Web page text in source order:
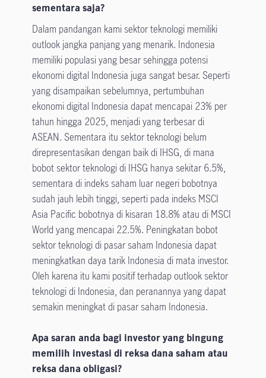
sementara saja?
Dalam pandangan kami sektor teknologi memiliki
outlook jangka panjang yang menarik. Indonesia
memiliki populasi yang besar sehingga potensi
ekonomi digital Indonesia juga sangat besar. Seperti
yang disampaikan sebelumnya, pertumbuhan
ekonomi digital Indonesia dapat mencapai 23% per
tahun hingga 2025, menjadi yang terbesar di
ASEAN. Sementara itu sektor teknologi belum
direpresentasikan dengan baik di IHSG, di mana
bobot sektor teknologi di IHSG hanya sekitar 6.5%,
sementara di indeks saham luar negeri bobotnya
sudah jauh lebih tinggi, seperti pada indeks MSCI
Asia Pacific bobotnya di kisaran 18.8% atau di MSCI
World yang mencapai 22.5%. Peningkatan bobot
sektor teknologi di pasar saham Indonesia dapat
meningkatkan daya tarik Indonesia di mata investor.
Oleh karena itu kami positif terhadap outlook sektor
teknologi di Indonesia, dan peranannya yang dapat
semakin meningkat di pasar saham Indonesia.
Apa saran anda bagi investor yang bingung
memilih investasi di reksa dana saham atau
reksa dana obligasi?